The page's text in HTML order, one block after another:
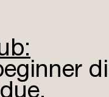
di